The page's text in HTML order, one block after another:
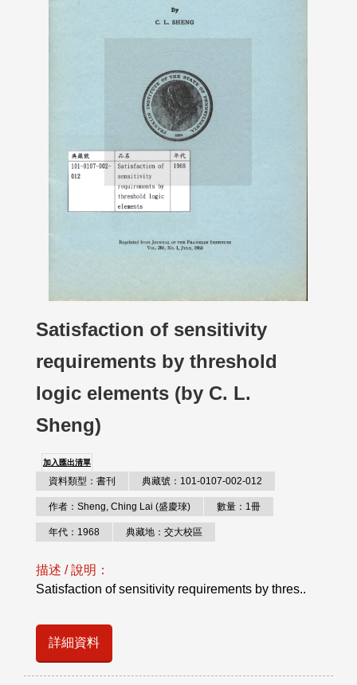
Satisfaction of sensitivity
requirements by threshold
logic elements (by C. L.
Sheng)
加入匯出清單
資料類型：書刊 典藏號：101-0107-002-012
作者：Sheng, Ching Lai (盛慶琜) 數量：1冊
年代：1968 典藏地：交大校區
描述 / 說明：
Satisfaction of sensitivity requirements by thres..
詳細資料